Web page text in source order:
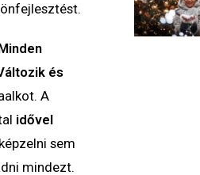
és
A
idővel
sem
mindezt.